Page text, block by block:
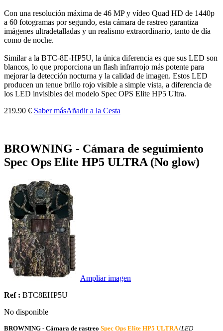
Con una resolución máxima de 46 MP y vídeo Quad HD de 1440p
a 60 fotogramas por segundo, esta cámara de rastreo garantiza
imágenes ultradetalladas y un realismo extraordinario, tanto de día
como de noche.
Similar a la BTC-8E-HP5U, la única diferencia es que sus LED son
blancos, lo que proporciona un flash infrarrojo más potente para
mejorar la detección nocturna y la calidad de imagen. Estos LED
producen un tenue brillo rojo visible a simple vista, a diferencia de
los LED invisibles del modelo Spec OPS Elite HP5 Ultra.
219.90 € Saber másAñadir a la Cesta
BROWNING - Cámara de seguimiento
Spec Ops Elite HP5 ULTRA (No glow)
Ampliar imagen
Ref : BTC8EHP5U
No disponible
BROWNING - Cámara de rastreo Spec Ops Elite HP5 ULTRA (LED